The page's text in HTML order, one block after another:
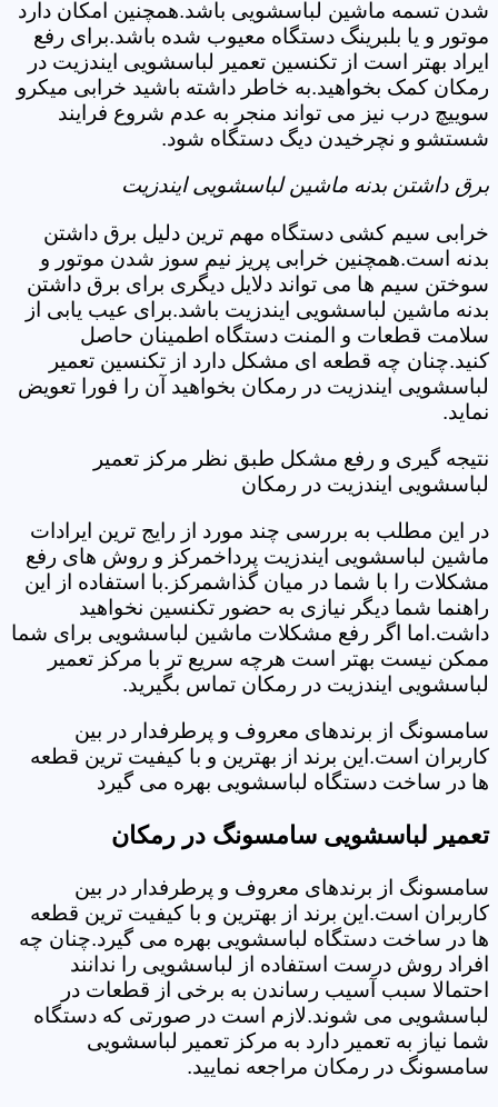
شدن تسمه ماشین لباسشویی باشد.همچنین امکان دارد
موتور و یا بلبرینگ دستگاه معیوب شده باشد.برای رفع
ایراد بهتر است از تکنسین تعمیر لباسشویی ایندزیت در
رمکان کمک بخواهید.به خاطر داشته باشید خرابی میکرو
سوییچ درب نیز می تواند منجر به عدم شروع فرایند
شستشو و نچرخیدن دیگ دستگاه شود.
برق داشتن بدنه ماشین لباسشویی ایندزیت
خرابی سیم کشی دستگاه مهم ترین دلیل برق داشتن
بدنه است.همچنین خرابی پریز نیم سوز شدن موتور و
سوختن سیم ها می تواند دلایل دیگری برای برق داشتن
بدنه ماشین لباسشویی ایندزیت باشد.برای عیب یابی از
سلامت قطعات و المنت دستگاه اطمینان حاصل
کنید.چنان چه قطعه ای مشکل دارد از تکنسین تعمیر
لباسشویی ایندزیت در رمکان بخواهید آن را فورا تعویض
نماید.
نتیجه گیری و رفع مشکل طبق نظر مرکز تعمیر
لباسشویی ایندزیت در رمکان
در این مطلب به بررسی چند مورد از رایج ترین ایرادات
ماشین لباسشویی ایندزیت پرداخمرکز و روش های رفع
مشکلات را با شما در میان گذاشمرکز.با استفاده از این
راهنما شما دیگر نیازی به حضور تکنسین نخواهید
داشت.اما اگر رفع مشکلات ماشین لباسشویی برای شما
ممکن نیست بهتر است هرچه سریع تر با مرکز تعمیر
لباسشویی ایندزیت در رمکان تماس بگیرید.
سامسونگ از برندهای معروف و پرطرفدار در بین
کاربران است.این برند از بهترین و با کیفیت ترین قطعه
ها در ساخت دستگاه لباسشویی بهره می گیرد
تعمیر لباسشویی سامسونگ در رمکان
سامسونگ از برندهای معروف و پرطرفدار در بین
کاربران است.این برند از بهترین و با کیفیت ترین قطعه
ها در ساخت دستگاه لباسشویی بهره می گیرد.چنان چه
افراد روش درست استفاده از لباسشویی را ندانند
احتمالا سبب آسیب رساندن به برخی از قطعات در
لباسشویی می شوند.لازم است در صورتی که دستگاه
شما نیاز به تعمیر دارد به مرکز تعمیر لباسشویی
سامسونگ در رمکان مراجعه نمایید.